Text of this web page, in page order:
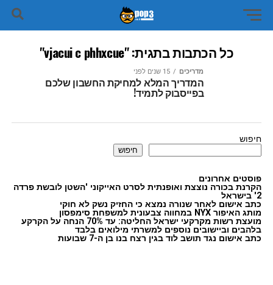
כל הכתבות בתגית: "vjacui c phhxcue"
מדריכים 15 שנים לפני
המדריך המלא למחיקת החשבון שלכם
בפייסבוק לתמיד!
חיפוש
חיפוש
פוסטים אחרונים
הקרנת בכורה נוצצת ואופנתית לסרט האייקוני 'השטן לובשת פרדה
2' בישראל
כתב אישום לאחר שנורה נמצא כי החזיק נשק לא חוקי
מותג האיפור NYX במחווה צבעונית למשפחת סימפסון
מועצת רשות מקרקעי ישראל החליטה: עד 70% הנחה על הקרקע
בלהבים וביישובים נוספים למשרתי מילואים בלבד
כתב אישום נגד תושב לוד בגין רצח בנו בן ה-7 שבועות